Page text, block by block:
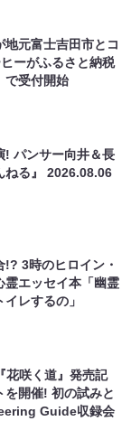
地元富士吉田市とコ
ーがふるさと納税
で受付開始
! パンサー向井＆長
ねる』2026.08.06
!? 3時のヒロイン・
霊エッセイ本「幽霊
レするの」
花咲く道』発売記
を開催! 初の試みと
Guide収録会